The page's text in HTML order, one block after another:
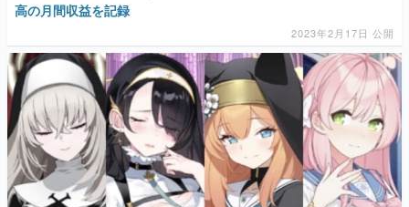
高の月間収益を記録
2023年2月17日 公開